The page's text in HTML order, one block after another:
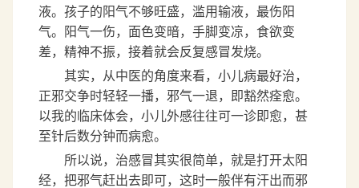
液。孩子的阳气不够旺盛，滥用输液，最伤阳
气。阳气一伤，面色变暗，手脚变凉，食欲变
差，精神不振，接着就会反复感冒发烧。
其实，从中医的角度来看，小儿病最好治，
正邪交争时轻轻一播，邪气一退，即豁然痊愈。
以我的临床体会，小儿外感往往可一诊即愈，甚
至针后数分钟而病愈。
所以说，治感冒其实很简单，就是打开太阳
经，把邪气赶出去即可，这时一般伴有汗出而邪